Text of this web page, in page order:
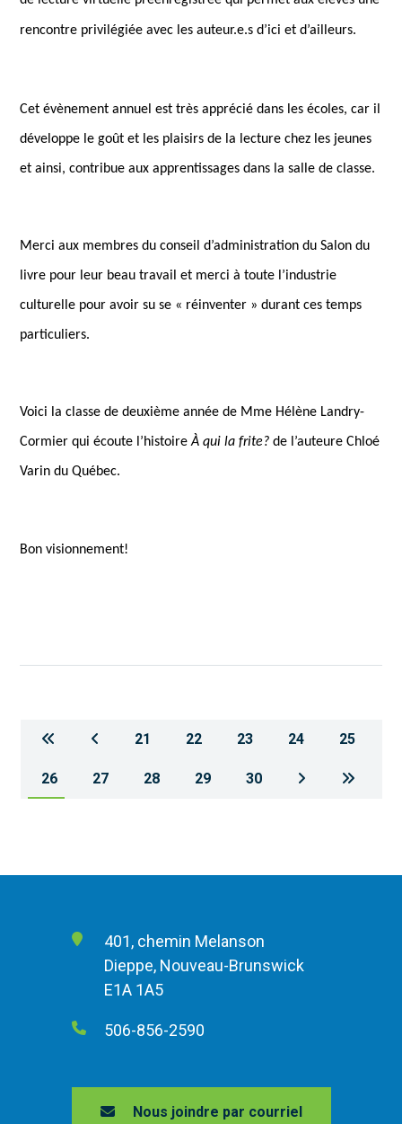
rencontre privilégiée avec les auteur.e.s d’ici et d’ailleurs.
Cet évènement annuel est très apprécié dans les écoles, car il
développe le goût et les plaisirs de la lecture chez les jeunes
et ainsi, contribue aux apprentissages dans la salle de classe.
Merci aux membres du conseil d’administration du Salon du
livre pour leur beau travail et merci à toute l’industrie
culturelle pour avoir su se « réinventer » durant ces temps
particuliers.
Voici la classe de deuxième année de Mme Hélène Landry-
Cormier qui écoute l’histoireÀ qui la frite? de l’auteure Chloé
Varin du Québec.
Bon visionnement!
21 22 23 24 25
26 27 28 29 30
401, chemin Melanson
Dieppe, Nouveau-Brunswick
E1A 1A5
506-856-2590
Nous joindre par courriel